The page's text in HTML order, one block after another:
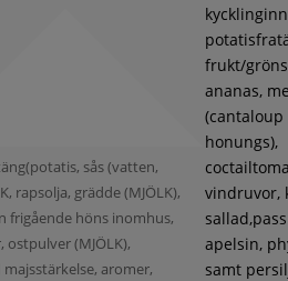
sås (vatten,
rapsolja, grädde (MJÖLK),
frigående höns inomhus,
ostpulver (MJÖLK),
aromer,
frukt/
ananas,
(cantaloup
honungs),
vindruvor,
apelsin,
samt